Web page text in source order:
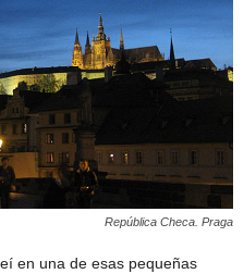
República Checa. Praga
en una de esas pequeñas